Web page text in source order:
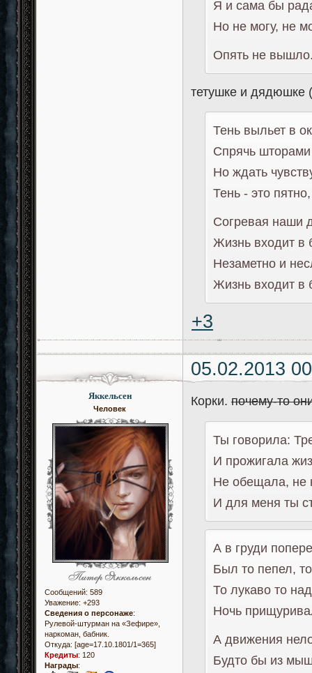
Я и сама бы
Но не могу, не
Опять не
тетушке и дядюшке
Тень выльет в
Спрячь шторами
Но ждать
Тень - это
Согревая наши
Жизнь входит в
Незаметно и
Жизнь входит в
+3
05.02.2013
Яккельсен
Человек
Сообщений: 589
Уважение: +293
Сведения о персонаже:
Рулевой-штурман на «Зефире»,
наркоман, бабник.
Откуда: [age=17.10.1801/1=365]
Кредиты: 120
Награды:
Корки.почему-то
Ты говорила:
И прожигала
Не обещала, не
И для меня ты
А в груди
Был то пепел,
То лукаво то
Ночь
А движения
Будто бы из